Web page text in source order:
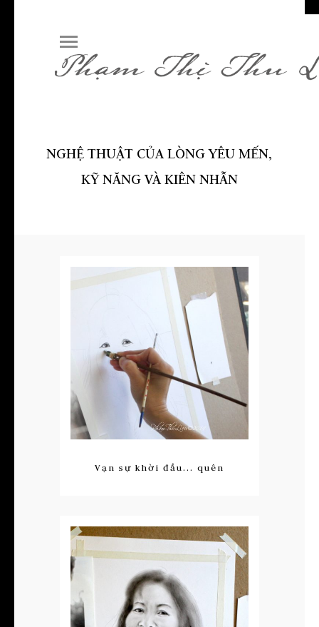
NGHỆ THUẬT CỦA LÒNG YÊU MẾN,
KỸ NĂNG VÀ KIÊN NHẪN
Vạn sự khời đầu... quên